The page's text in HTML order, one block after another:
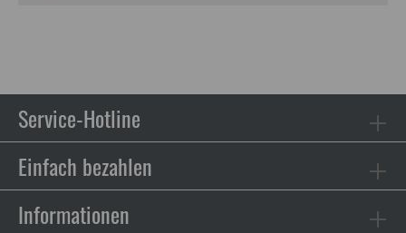
Service-Hotline
Einfach bezahlen
Informationen